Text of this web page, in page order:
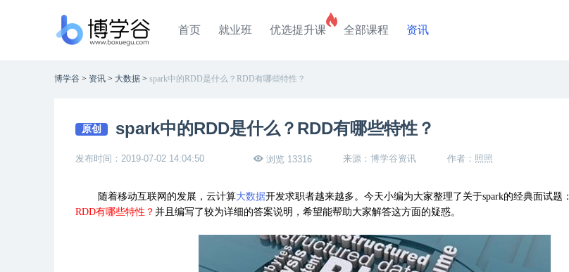
首页 就业班 优选提升课 全部课程 资讯
博学谷 > 资讯 > 大数据 > spark中的RDD是什么？RDD有哪些特性？
原创 spark中的RDD是什么？RDD有哪些特性？
发布时间：2019-07-02 14:04:50 浏览 13316 来源：博学谷资讯 作者：照照
随着移动互联网的发展，云计算大数据开发求职者越来越多。今天小编为大家整理了关于spark的经典面试题：
RDD有哪些特性？ 并且编写了较为详细的答案说明，希望能帮助大家解答这方面的疑惑。